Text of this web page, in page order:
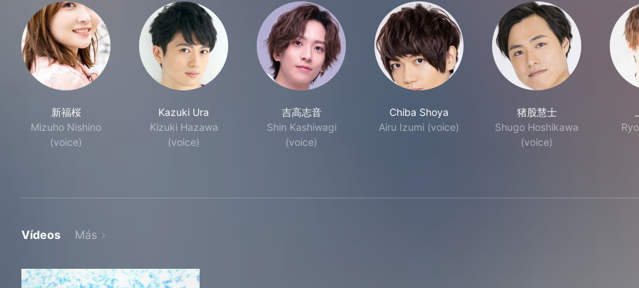
新福桜
Mizuho Nishino
(voice)
Kazuki Ura
Kizuki Hazawa
(voice)
吉高志音
Shin Kashiwagi
(voice)
Chiba Shoya
Airu Izumi (voice)
猪股慧士
Shugo Hoshikawa
(voice)
Vídeos Más